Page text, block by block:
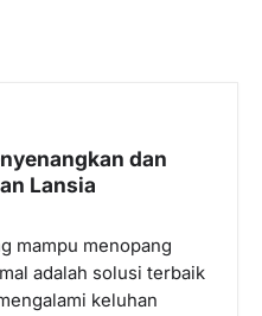
dan
Lansia
mampu menopang
adalah solusi terbaik
keluhan